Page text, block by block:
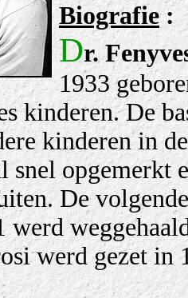
Biografie:
Dr.
1933
kinderen. De
kinderen in
snel opgemerkt
De
werd gezet